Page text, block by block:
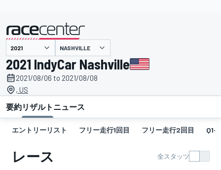
主催 NASHVILLE
2021 IndyCar Nashville
2021/08/06 to 2021/08/08
, US
要約リザルト ニュース
エントリーリスト フリー走行1回目 フリー走行2回目 Q1-
レース 全スタッツ